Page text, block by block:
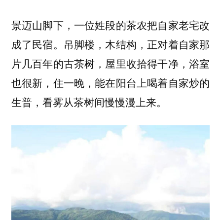
景迈山脚下，一位姓段的茶农把自家老宅改
成了民宿。吊脚楼，木结构，正对着自家那
片几百年的古茶树，屋里收拾得干净，浴室
也很新，住一晚，能在阳台上喝着自家炒的
生普，看雾从茶树间慢慢漫上来。